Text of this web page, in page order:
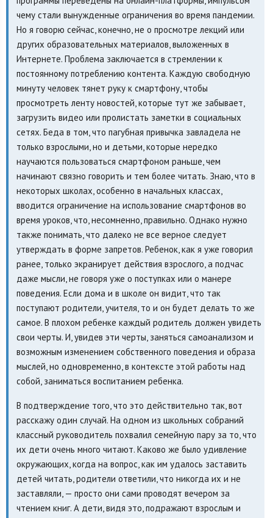
чему стали вынужденные ограничения во время пандемии.
Но я говорю сейчас, конечно, не о просмотре лекций или
других образовательных материалов, выложенных в
Интернете. Проблема заключается в стремлении к
постоянному потреблению контента. Каждую свободную
минуту человек тянет руку к смартфону, чтобы
просмотреть ленту новостей, которые тут же забывает,
загрузить видео или пролистать заметки в социальных
сетях. Беда в том, что пагубная привычка завладела не
только взрослыми, но и детьми, которые нередко
научаются пользоваться смартфоном раньше, чем
начинают связно говорить и тем более читать. Знаю, что в
некоторых школах, особенно в начальных классах,
вводится ограничение на использование смартфонов во
время уроков, что, несомненно, правильно. Однако нужно
также понимать, что далеко не все верное следует
утверждать в форме запретов. Ребенок, как я уже говорил
ранее, только экранирует действия взрослого, а подчас
даже мысли, не говоря уже о поступках или о манере
поведения. Если дома и в школе он видит, что так
поступают родители, учителя, то и он будет делать то же
самое. В плохом ребенке каждый родитель должен увидеть
свои черты. И, увидев эти черты, заняться самоанализом и
возможным изменением собственного поведения и образа
мыслей, но одновременно, в контексте этой работы над
собой, заниматься воспитанием ребенка.
В подтверждение того, что это действительно так, вот
расскажу один случай. На одном из школьных собраний
классный руководитель похвалил семейную пару за то, что
их дети очень много читают. Каково же было удивление
окружающих, когда на вопрос, как им удалось заставить
детей читать, родители ответили, что никогда их и не
заставляли, — просто они сами проводят вечером за
чтением книг. А дети, видя это, подражают взрослым и